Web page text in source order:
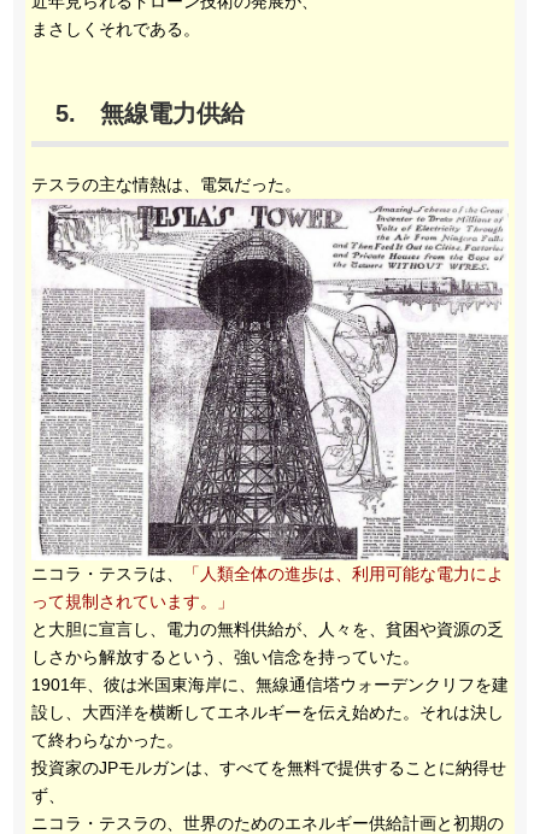
まさしくそれである。
5. 無線電力供給
テスラの主な情熱は、電気だった。
ニコラ・テスラは、
「人類全体の進歩は、利用可能な電力によ
って規制されています。」
と大胆に宣言し、電力の無料供給が、人々を、貧困や資源の乏
しさから解放するという、強い信念を持っていた。
1901年、彼は米国東海岸に、無線通信塔ウォーデンクリフを建
設し、大西洋を横断してエネルギーを伝え始めた。それは決し
て終わらなかった。
投資家のJPモルガンは、すべてを無料で提供することに納得せ
ず、
ニコラ・テスラの、世界のためのエネルギー供給計画と初期の